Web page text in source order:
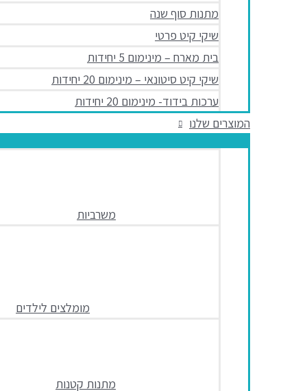
מתנות סוף שנה
שיקי קיט פרטי
בית מארח – מינימום 5 יחידות
שיקי קיט סיטונאי – מינימום 20 יחידות
ערכות בידוד- מינימום 20 יחידות
המוצרים שלנו
משרביות
מומלצים לילדים
מתנות קטנות